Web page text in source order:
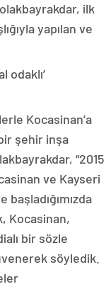
ilk
yapılan ve
odaklı’
Kocasinan’a
şehir inşa
“2015
ve Kayseri
Kocasinan,
bir sözle
söyledik.